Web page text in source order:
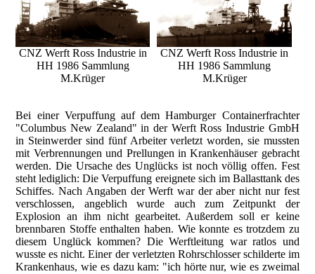
CNZ Werft Ross Industrie in
HH 1986 Sammlung
M.Krüger
CNZ Werft Ross Industrie in
HH 1986 Sammlung
M.Krüger
Bei einer Verpuffung auf dem Hamburger Containerfrachter
"Columbus New Zealand" in der Werft Ross Industrie GmbH
in Steinwerder sind fünf Arbeiter verletzt worden, sie mussten
mit Verbrennungen und Prellungen in Krankenhäuser gebracht
werden. Die Ursache des Unglücks ist noch völlig offen. Fest
steht lediglich: Die Verpuffung ereignete sich im Ballasttank des
Schiffes. Nach Angaben der Werft war der aber nicht nur fest
verschlossen, angeblich wurde auch zum Zeitpunkt der
Explosion an ihm nicht gearbeitet. Außerdem soll er keine
brennbaren Stoffe enthalten haben. Wie konnte es trotzdem zu
diesem Unglück kommen? Die Werftleitung war ratlos und
wusste es nicht. Einer der verletzten Rohrschlosser schilderte im
Krankenhaus, wie es dazu kam: "ich hörte nur, wie es zweimal